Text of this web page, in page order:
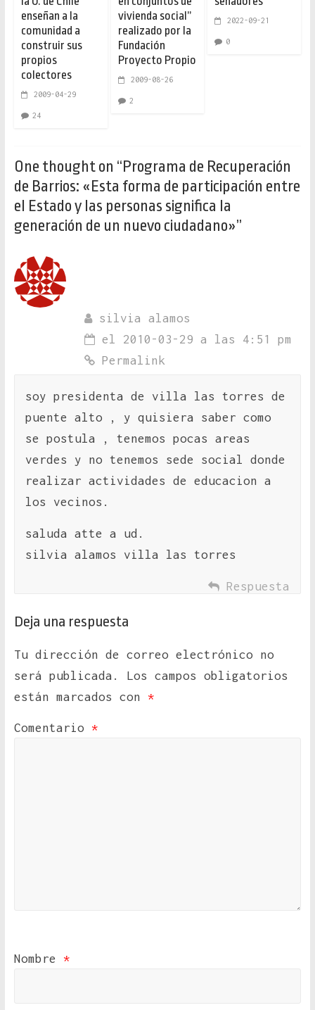
enseñan a la
comunidad a
construir sus
propios
colectores
2009-04-29
24
vivienda social”
realizado por la
Fundación
Proyecto Propio
2009-08-26
2
2022-09-21
0
One thought on “Programa de Recuperación
de Barrios: «Esta forma de participación entre
el Estado y las personas significa la
generación de un nuevo ciudadano»”
silvia alamos
el 2010-03-29 a las 4:51 pm
Permalink
soy presidenta de villa las torres de
puente alto , y quisiera saber como
se postula , tenemos pocas areas
verdes y no tenemos sede social donde
realizar actividades de educacion a
los vecinos.
saluda atte a ud.
silvia alamos villa las torres
Respuesta
Deja una respuesta
Tu dirección de correo electrónico no
será publicada.
Los campos obligatorios
están marcados con *
Comentario *
Nombre *